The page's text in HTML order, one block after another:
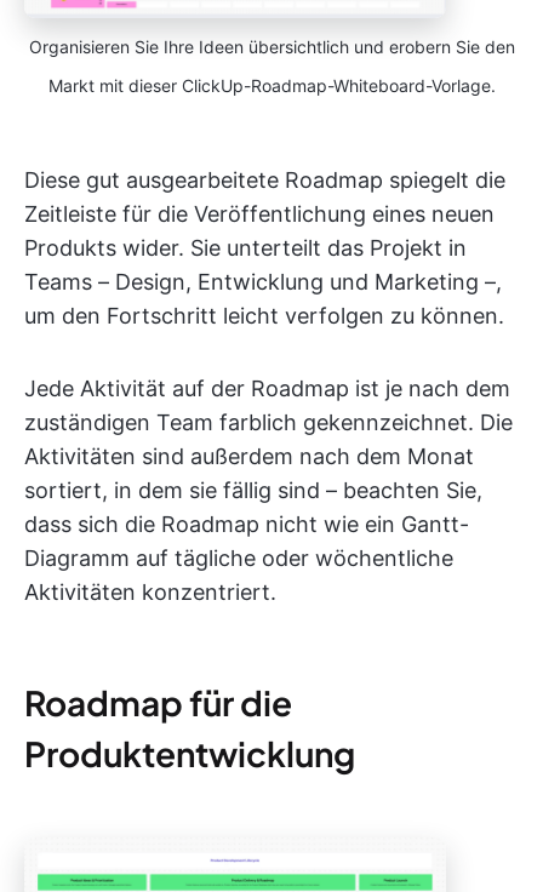
Organisieren Sie Ihre Ideen übersichtlich und erobern Sie den
Markt mit dieser ClickUp-Roadmap-Whiteboard-Vorlage.
Diese gut ausgearbeitete Roadmap spiegelt die
Zeitleiste für die Veröffentlichung eines neuen
Produkts wider. Sie unterteilt das Projekt in
Teams – Design, Entwicklung und Marketing –,
um den Fortschritt leicht verfolgen zu können.
Jede Aktivität auf der Roadmap ist je nach dem
zuständigen Team farblich gekennzeichnet. Die
Aktivitäten sind außerdem nach dem Monat
sortiert, in dem sie fällig sind – beachten Sie,
dass sich die Roadmap nicht wie ein Gantt-
Diagramm auf tägliche oder wöchentliche
Aktivitäten konzentriert.
Roadmap für die
Produktentwicklung